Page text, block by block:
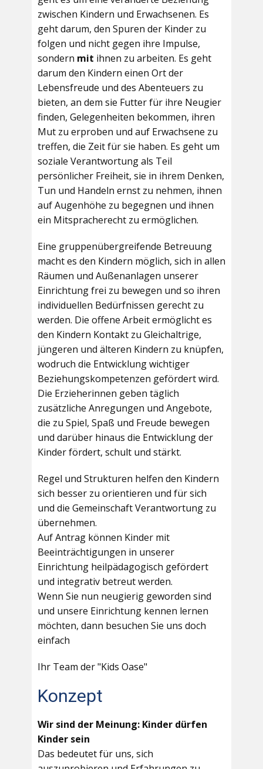
zwischen Kindern und Erwachsenen. Es
geht darum, den Spuren der Kinder zu
folgen und nicht gegen ihre Impulse,
sondern mit ihnen zu arbeiten. Es geht
darum den Kindern einen Ort der
Lebensfreude und des Abenteuers zu
bieten, an dem sie Futter für ihre Neugier
finden, Gelegenheiten bekommen, ihren
Mut zu erproben und auf Erwachsene zu
treffen, die Zeit für sie haben. Es geht um
soziale Verantwortung als Teil
persönlicher Freiheit, sie in ihrem Denken,
Tun und Handeln ernst zu nehmen, ihnen
auf Augenhöhe zu begegnen und ihnen
ein Mitspracherecht zu ermöglichen.
Eine gruppenübergreifende Betreuung
macht es den Kindern möglich, sich in allen
Räumen und Außenanlagen unserer
Einrichtung frei zu bewegen und so ihren
individuellen Bedürfnissen gerecht zu
werden. Die offene Arbeit ermöglicht es
den Kindern Kontakt zu Gleichaltrige,
jüngeren und älteren Kindern zu knüpfen,
wodruch die Entwicklung wichtiger
Beziehungskompetenzen gefördert wird.
Die Erzieherinnen geben täglich
zusätzliche Anregungen und Angebote,
die zu Spiel, Spaß und Freude bewegen
und darüber hinaus die Entwicklung der
Kinder fördert, schult und stärkt.
Regel und Strukturen helfen den Kindern
sich besser zu orientieren und für sich
und die Gemeinschaft Verantwortung zu
übernehmen.
Auf Antrag können Kinder mit
Beeinträchtigungen in unserer
Einrichtung heilpädagogisch gefördert
und integrativ betreut werden.
Wenn Sie nun neugierig geworden sind
und unsere Einrichtung kennen lernen
möchten, dann besuchen Sie uns doch
einfach
Ihr Team der "Kids Oase"
Konzept
Wir sind der Meinung: Kinder dürfen
Kinder sein
Das bedeutet für uns, sich